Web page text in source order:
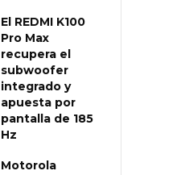
El REDMI K100
Pro Max
recupera el
subwoofer
integrado y
apuesta por
pantalla de 185
Hz
Motorola